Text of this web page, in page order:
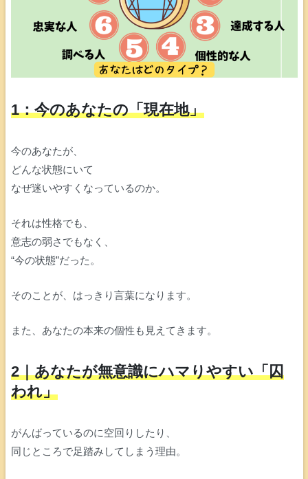
1：今のあなたの「現在地」
今のあなたが、
どんな状態にいて
なぜ迷いやすくなっているのか。
それは性格でも、
意志の弱さでもなく、
“今の状態”だった。
そのことが、はっきり言葉になります。
また、あなたの本来の個性も見えてきます。
2｜あなたが無意識にハマりやすい「囚
われ」
がんばっているのに空回りしたり、
同じところで足踏みしてしまう理由。